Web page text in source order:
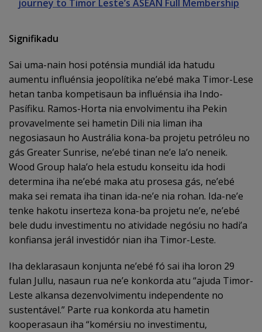
journey to Timor Leste’s ASEAN Full Membership
Signifikadu
Sai uma-nain hosi poténsia mundiál ida hatudu
aumentu influénsia jeopolítika ne’ebé maka Timor-Lese
hetan tanba kompetisaun ba influénsia iha Indo-
Pasífiku. Ramos-Horta nia envolvimentu iha Pekin
provavelmente sei hametin Dili nia liman iha
negosiasaun ho Austrália kona-ba projetu petróleu no
gás Greater Sunrise, ne’ebé tinan ne’e la’o neneik.
Wood Group hala’o hela estudu konseitu ida hodi
determina iha ne’ebé maka atu prosesa gás, ne’ebé
maka sei remata iha tinan ida-ne’e nia rohan. Ida-ne’e
tenke hakotu inserteza kona-ba projetu ne’e, ne’ebé
bele dudu investimentu no atividade negósiu no hadi’a
konfiansa jerál investidór nian iha Timor-Leste.
Iha deklarasaun konjunta ne’ebé fó sai iha loron 29
fulan Jullu, nasaun rua ne’e konkorda atu “ajuda Timor-
Leste alkansa dezenvolvimentu independente no
sustentável.” Parte rua konkorda atu hametin
kooperasaun iha “komérsiu no investimentu,